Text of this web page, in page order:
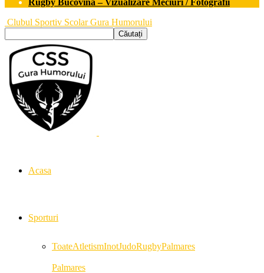
Rugby Bucovina – Vizualizare Meciuri / Fotografii
Clubul Sportiv Scolar Gura Humorului
Acasa
Sporturi
ToateAtletismInotJudoRugbyPalmares
Palmares